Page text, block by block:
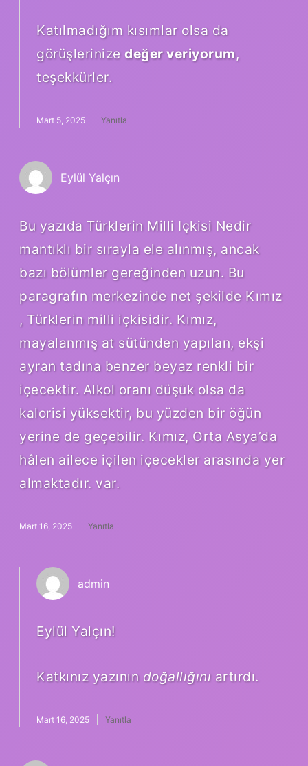
Katılmadığım kısımlar olsa da
görüşlerinize değer veriyorum,
teşekkürler.
Mart 5, 2025 Yanıtla
Eylül Yalçın
Bu yazıda Türklerin Milli Içkisi Nedir
mantıklı bir sırayla ele alınmış, ancak
bazı bölümler gereğinden uzun. Bu
paragrafın merkezinde net şekilde Kımız
, Türklerin milli içkisidir. Kımız,
mayalanmış at sütünden yapılan, ekşi
ayran tadına benzer beyaz renkli bir
içecektir. Alkol oranı düşük olsa da
kalorisi yüksektir, bu yüzden bir öğün
yerine de geçebilir. Kımız, Orta Asya’da
hâlen ailece içilen içecekler arasında yer
almaktadır. var.
Mart 16, 2025 Yanıtla
admin
Eylül Yalçın!
Katkınız yazının doğallığını artırdı.
Mart 16, 2025 Yanıtla